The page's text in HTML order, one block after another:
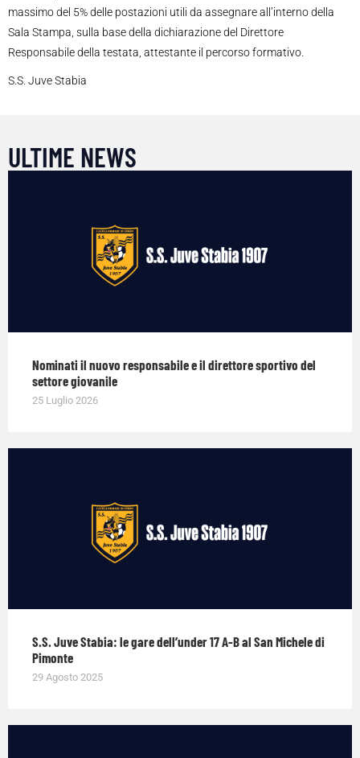
massimo del 5% delle postazioni utili da assegnare all’interno della
Sala Stampa, sulla base della dichiarazione del Direttore
Responsabile della testata, attestante il percorso formativo.
S.S. Juve Stabia
ULTIME NEWS
Nominati il nuovo responsabile e il direttore sportivo del
settore giovanile
25 Luglio 2026
S.S. Juve Stabia: le gare dell’under 17 A-B al San Michele di
Pimonte
29 Agosto 2025